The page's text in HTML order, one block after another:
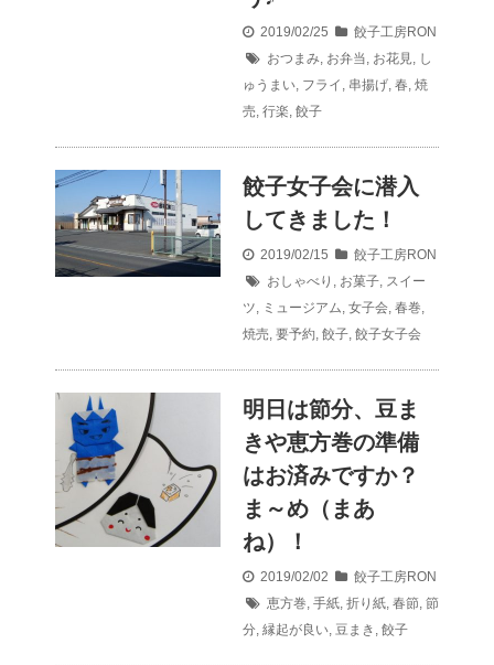
2019/02/25
餃子工房RON
おつまみ, お弁当, お花見, し
ゅうまい, フライ , 串揚げ, 春, 焼
売, 行楽, 餃子
餃子女子会に潜入
してきました！
2019/02/15
餃子工房RON
おしゃべり , お菓子, スイー
ツ, ミュージアム, 女子会, 春巻,
焼売, 要予約, 餃子, 餃子女子会
明日は節分、豆ま
きや恵方巻の準備
はお済みですか？
ま～め（まあ
ね）！
2019/02/02
餃子工房RON
恵方巻, 手紙, 折り紙, 春節, 節
分, 縁起が良い, 豆まき , 餃子